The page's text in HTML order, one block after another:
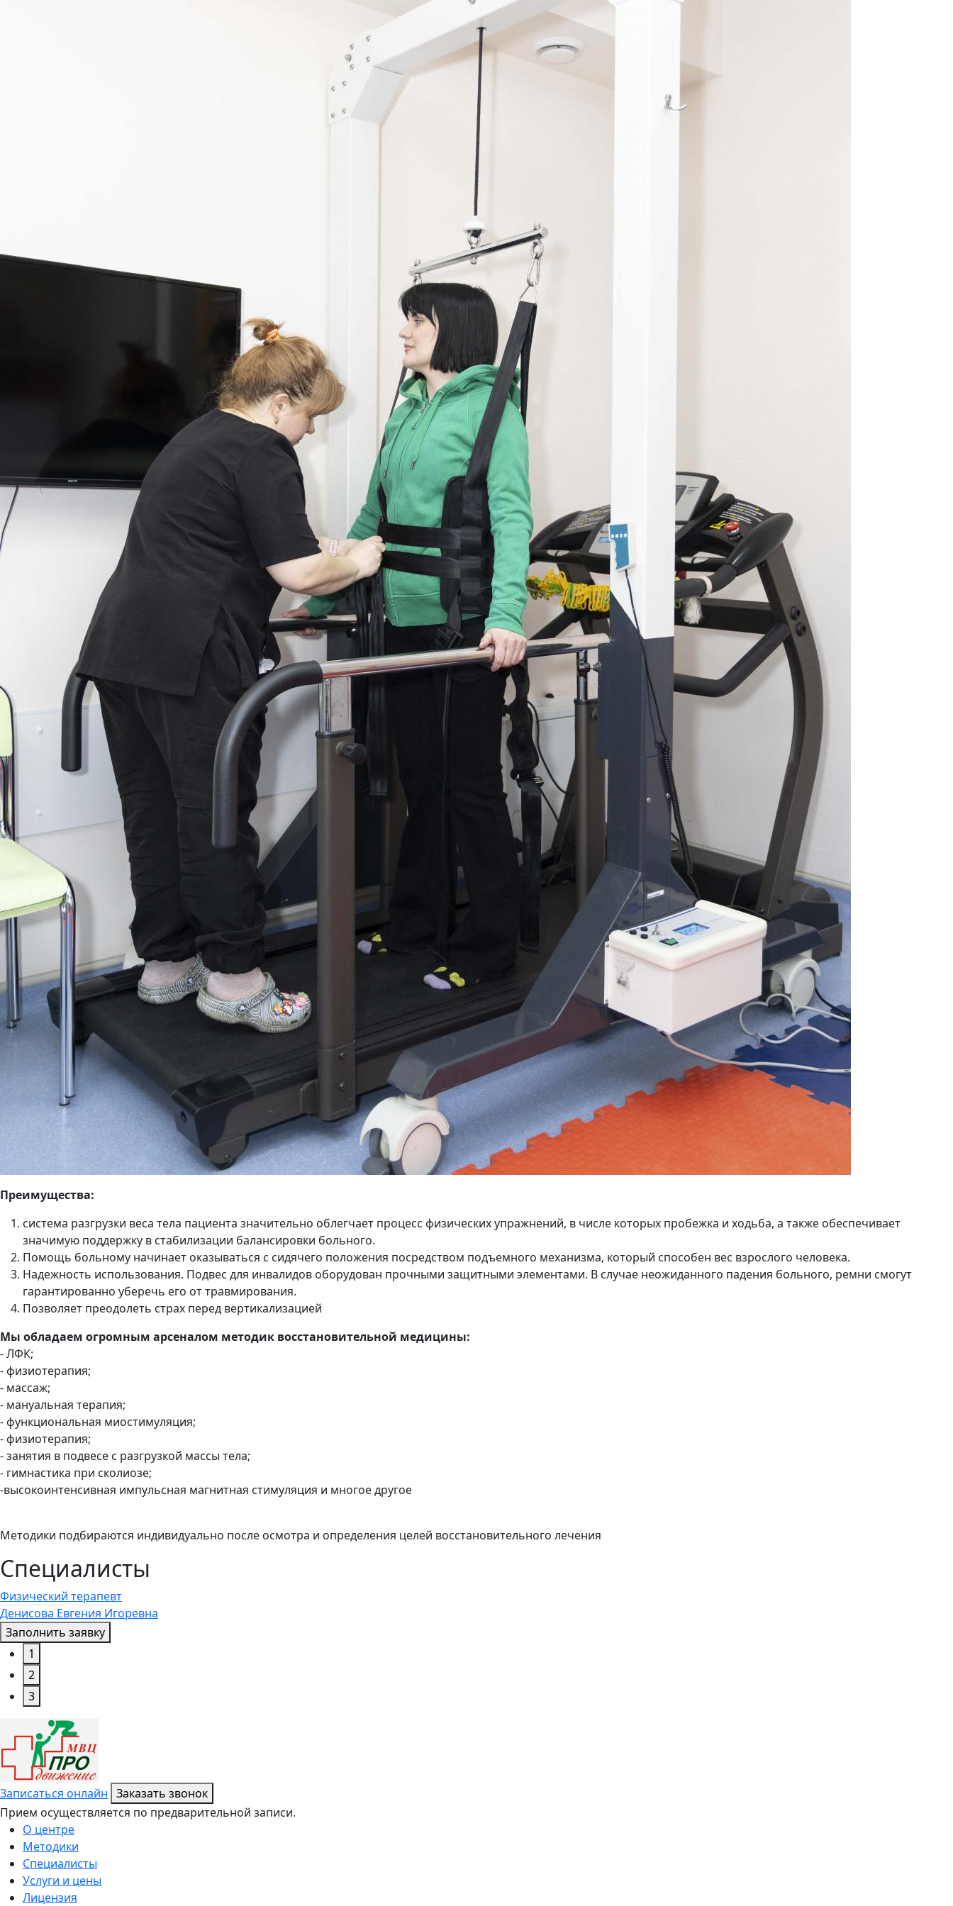
Преимущества:
система разгрузки веса тела пациента значительно облегчает процесс физических упражнений, в числе которых пробежка и ходьба, а также обеспечивает
значимую поддержку в стабилизации балансировки больного.
Помощь больному начинает оказываться с сидячего положения посредством подъемного механизма, который способен вес взрослого человека.
Надежность использования. Подвес для инвалидов оборудован прочными защитными элементами. В случае неожиданного падения больного, ремни смогут
гарантированно уберечь его от травмирования.
Позволяет преодолеть страх перед вертикализацией
Мы обладаем огромным арсеналом методик восстановительной медицины:
- ЛФК;
- физиотерапия;
- массаж;
- мануальная терапия;
- функциональная миостимуляция;
- физиотерапия;
- занятия в подвесе с разгрузкой массы тела;
- гимнастика при сколиозе;
-высокоинтенсивная импульсная магнитная стимуляция и многое другое
Методики подбираются индивидуально после осмотра и определения целей восстановительного лечения
Специалисты
Физический терапевт
Денисова Евгения Игоревна
Заполнить заявку
1
2
3
Записаться онлайн Заказать звонок
Прием осуществляется по предварительной записи.
О центре
Методики
Специалисты
Услуги и цены
Лицензия